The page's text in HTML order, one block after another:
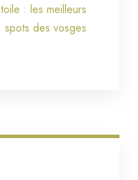
toile : les meilleurs
spots des vosges